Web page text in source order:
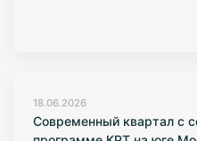
18.06.2026
Современный квартал с